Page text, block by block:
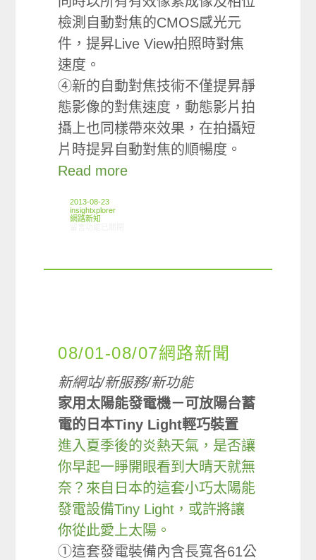
檢測自動對焦的CMOS感光元
件，提昇Live View拍照時對焦
速度。
④新的自動對焦技術不僅提昇靜
態影像的對焦速度，動態影片拍
攝上也同樣帶來效果，在拍攝短
片時提昇自動對焦的順暢度。
Read more
2013-08-23
insightxplorer
網路新知
08/01-08/07網路新聞
新網站/新服務/新功能
家用太陽能發電機－可放陽台蓄
電的日本Tiny Light輕巧裝置
進入夏季後的炎熱天氣，是否讓
你早起一睜開眼看到大晴天就無
奈？來自日本的這套小巧太陽能
發電設備Tiny Light，或許將讓
你從此愛上太陽。
①這套發電裝備內含長寬各61公